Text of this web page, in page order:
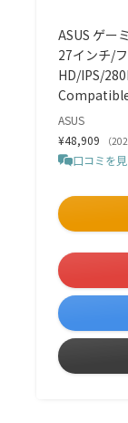
ASUS ゲー
27インチ/
HD/IPS/
ASUS
¥48,909
（
口コミを